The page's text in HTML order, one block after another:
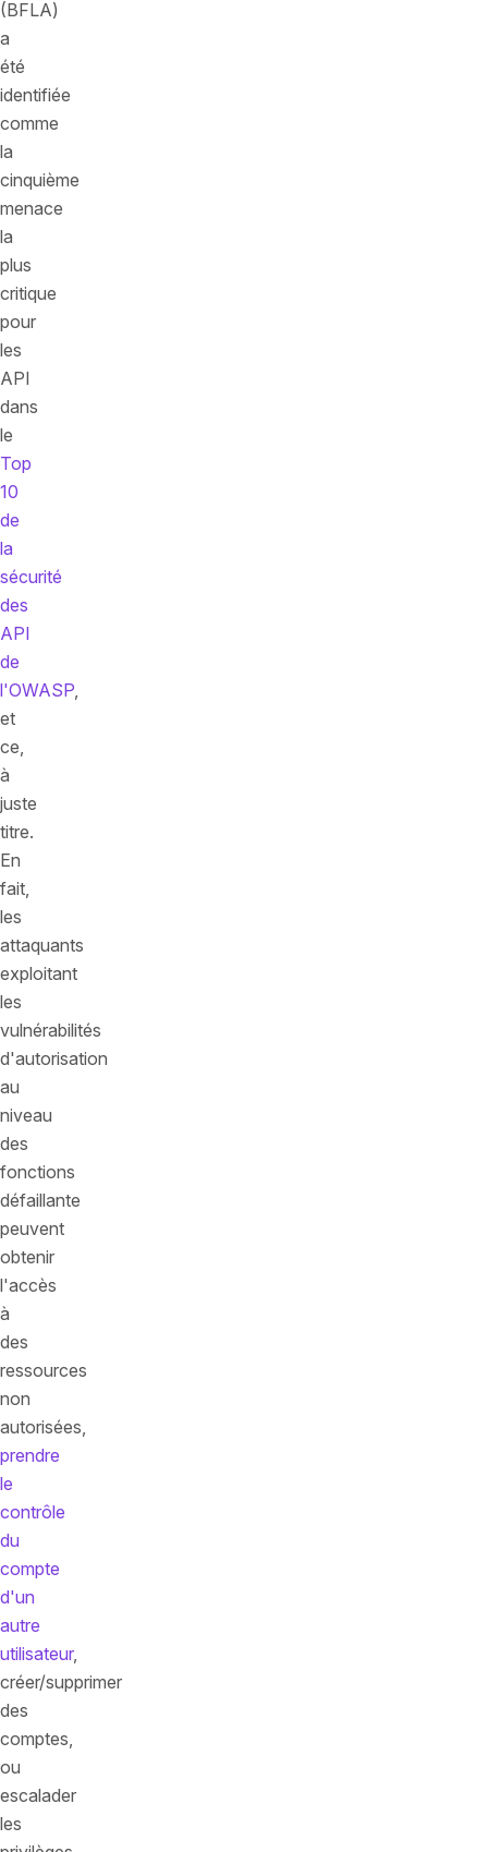
(BFLA)
a
été
identifiée
comme
la
cinquième
menace
la
plus
critique
pour
les
API
dans
le
Top
10
de
la
sécurité
des
API
de
l'OWASP,
et
ce,
à
juste
titre.
En
fait,
les
attaquants
exploitant
les
vulnérabilités
d'autorisation
au
niveau
des
fonctions
défaillante
peuvent
obtenir
l'accès
à
des
ressources
non
autorisées,
prendre
le
contrôle
du
compte
d'un
autre
utilisateur,
créer/supprimer
des
comptes,
ou
escalader
les